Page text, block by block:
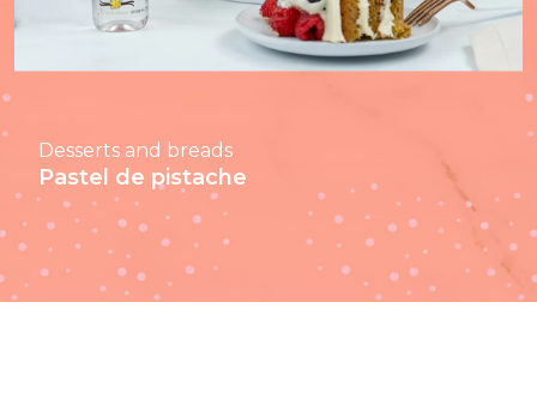
Desserts and breads
Pastel de pistache